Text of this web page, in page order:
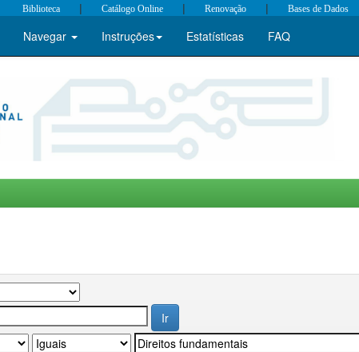
Biblioteca | Catálogo Online | Renovação | Bases de Dados
Navegar Instruções Estatísticas FAQ